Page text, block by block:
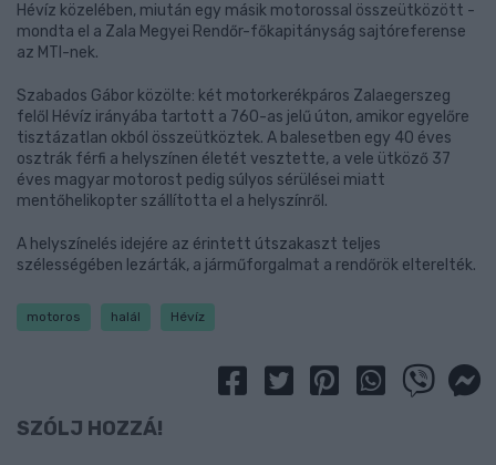
Hévíz közelében, miután egy másik motorossal összeütközött -
mondta el a Zala Megyei Rendőr-főkapitányság sajtóreferense
az MTI-nek.
Szabados Gábor közölte: két motorkerékpáros Zalaegerszeg
felől Hévíz irányába tartott a 760-as jelű úton, amikor egyelőre
tisztázatlan okból összeütköztek. A balesetben egy 40 éves
osztrák férfi a helyszínen életét vesztette, a vele ütköző 37
éves magyar motorost pedig súlyos sérülései miatt
mentőhelikopter szállította el a helyszínről.
A helyszínelés idejére az érintett útszakaszt teljes
szélességében lezárták, a járműforgalmat a rendőrök elterelték.
motoros halál Hévíz
SZÓLJ HOZZÁ!